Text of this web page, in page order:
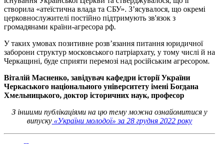
створила «атеїстична влада та СБУ». З’ясувалося, що окремі
церковнослужителі постійно підтримують зв'язок з
громадянами країни-агресора рф.
У таких умовах позитивне розв’язання питання юридичної
заборони структур московського патріархату, у тому числі й на
Черкащині, буде сприяти перемозі над російським агресором.
Віталій Масненко, завідувач кафедри історії України
Черкаського національного університету імені Богдана
Хмельницького, доктор історичних наук, професор
З іншими публікаціями на цю тему можна ознайомитися у
випуску «України молодої» за 28 грудня 2022 року